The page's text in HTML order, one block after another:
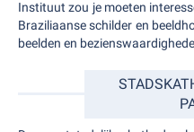
Instituut zou je moeten
Braziliaanse schilder en
beelden en